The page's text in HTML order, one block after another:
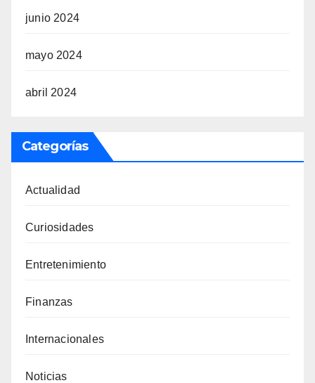
junio 2024
mayo 2024
abril 2024
Categorías
Actualidad
Curiosidades
Entretenimiento
Finanzas
Internacionales
Noticias